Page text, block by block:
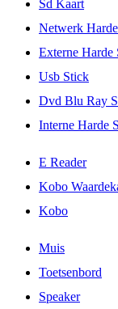
Sd Kaart
Netwerk
Externe Harde
Usb Stick
Dvd Blu Ray
Interne Harde
E Reader
Kobo
Kobo
Muis
Toetsenbord
Speaker